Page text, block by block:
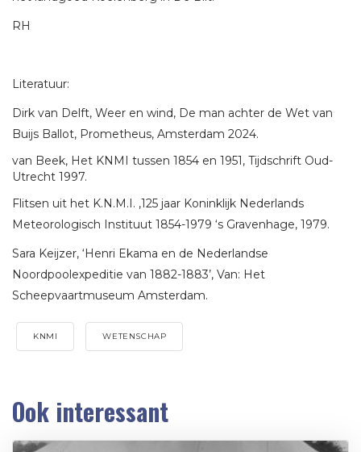
RH
Literatuur:
Dirk van Delft, Weer en wind, De man achter de Wet van
Buijs Ballot, Prometheus, Amsterdam 2024.
van Beek, Het KNMI tussen 1854 en 1951, Tijdschrift Oud-
Utrecht 1997.
Flitsen uit het K.N.M.I. ,125 jaar Koninklijk Nederlands
Meteorologisch Instituut 1854-1979 ‘s Gravenhage, 1979.
Sara Keijzer, ‘Henri Ekama en de Nederlandse
Noordpoolexpeditie van 1882-1883’, Van: Het
Scheepvaartmuseum Amsterdam.
KNMI WETENSCHAP
Ook interessant